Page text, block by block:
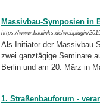
Massivbau-Symposien in
https://www.baulinks.de/webplugin/
Als Initiator der Massivbau-
zwei ganztägige Seminare
Berlin und am 20. März in
1. Straßenbauforum -